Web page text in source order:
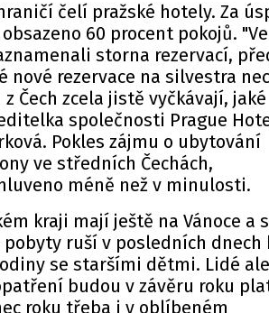
čelí pražské hotely. Za
60 procent pokojů.
storna rezervací,
nové rezervace na silvestra
Čech zcela jistě vyčkávají,
společnosti Prague
Pokles zájmu o ubytování
ve středních Čechách,
méně než v minulosti.
kraji mají ještě na Vánoce a
ruší v posledních dnech
se staršími dětmi. Lidé
budou v závěru roku
roku třeba i v oblíbeném